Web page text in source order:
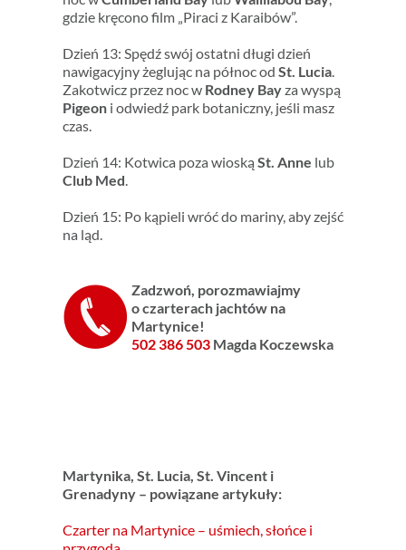
gdzie kręcono film „Piraci z Karaibów”.
Dzień 13: Spędź swój ostatni długi dzień
nawigacyjny żeglując na północ od St. Lucia.
Zakotwicz przez noc w Rodney Bayza wyspą
Pigeoni odwiedź park botaniczny, jeśli masz
czas.
Dzień 14: Kotwica poza wioską St. Anne lub
Club Med
Dzień 15: Po kąpieli wróć do mariny, aby zejść
na ląd.
Zadzwoń, porozmawiajmy
o czarterach jachtów na
Martynice!
502 386 503 Magda Koczewska
Martynika, St. Lucia, St. Vincent i
Grenadyny – powiązane artykuły:
Czarter na Martynice – uśmiech, słońce i